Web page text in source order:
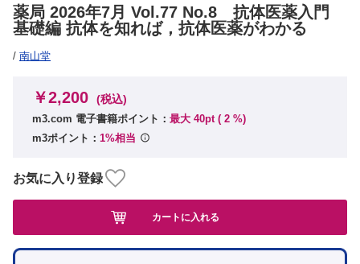
薬局 2026年7月 Vol.77 No.8 抗体医薬入門
基礎編 抗体を知れば，抗体医薬がわかる
/ 南山堂
￥2,200 (税込)
m3.com 電子書籍ポイント： 最大 40pt ( 2 %)
m3ポイント： 1%相当
お気に入り登録
カートに入れる